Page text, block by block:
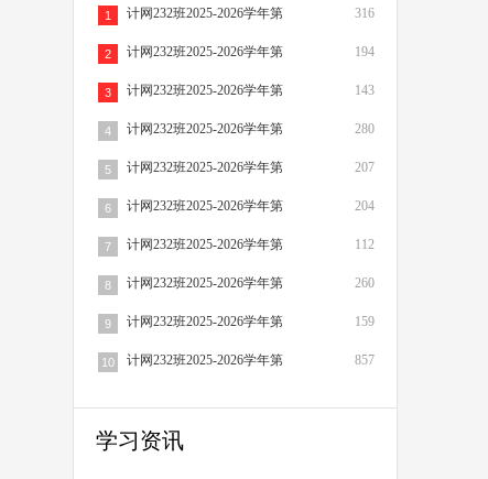
316
1 计网232班2025-2026学年第
194
2 计网232班2025-2026学年第
143
3 计网232班2025-2026学年第
280
4 计网232班2025-2026学年第
207
5 计网232班2025-2026学年第
204
6 计网232班2025-2026学年第
112
7 计网232班2025-2026学年第
260
8 计网232班2025-2026学年第
159
9 计网232班2025-2026学年第
857
10 计网232班2025-2026学年第
学习资讯